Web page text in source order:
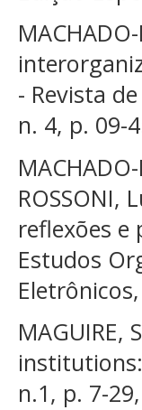
- Revista
n. 4, p. 09-
ROSSONI,
reflexões e
Estudos
MAGUIRE,
n.1, p. 7-